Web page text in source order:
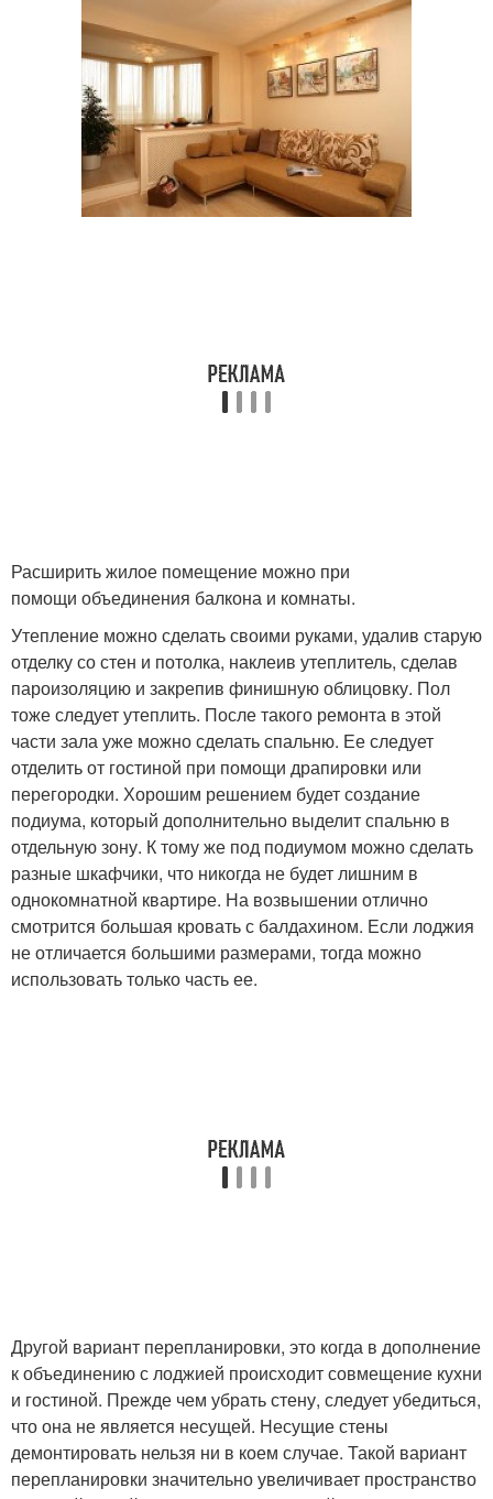
Расширить жилое помещение можно при
помощи объединения балкона и комнаты.
Утепление можно сделать своими руками, удалив старую
отделку со стен и потолка, наклеив утеплитель, сделав
пароизоляцию и закрепив финишную облицовку. Пол
тоже следует утеплить. После такого ремонта в этой
части зала уже можно сделать спальню. Ее следует
отделить от гостиной при помощи драпировки или
перегородки. Хорошим решением будет создание
подиума, который дополнительно выделит спальню в
отдельную зону. К тому же под подиумом можно сделать
разные шкафчики, что никогда не будет лишним в
однокомнатной квартире. На возвышении отлично
смотрится большая кровать с балдахином. Если лоджия
не отличается большими размерами, тогда можно
использовать только часть ее.
Другой вариант перепланировки, это когда в дополнение
к объединению с лоджией происходит совмещение кухни
и гостиной. Прежде чем убрать стену, следует убедиться,
что она не является несущей. Несущие стены
демонтировать нельзя ни в коем случае. Такой вариант
перепланировки значительно увеличивает пространство